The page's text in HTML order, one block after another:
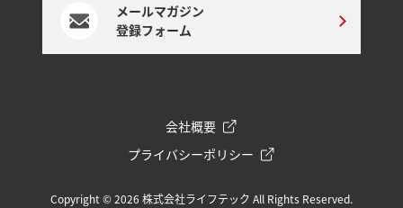
メールマガジン
登録フォーム
会社概要
プライバシーポリシー
Copyright © 2026 株式会社ライフテック All Rights Reserved.